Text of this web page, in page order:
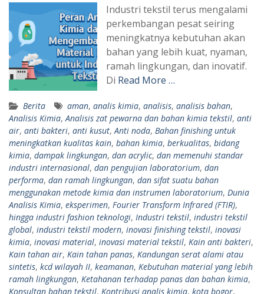
Industri tekstil terus mengalami
perkembangan pesat seiring
meningkatnya kebutuhan akan
bahan yang lebih kuat, nyaman,
ramah lingkungan, dan inovatif.
Di Read More …
Berita aman, analis kimia, analisis, analisis bahan,
Analisis Kimia, Analisis zat pewarna dan bahan kimia tekstil, anti
air, anti bakteri, anti kusut, Anti noda, Bahan finishing untuk
meningkatkan kualitas kain, bahan kimia, berkualitas, bidang
kimia, dampak lingkungan, dan acrylic, dan memenuhi standar
industri internasional, dan pengujian laboratorium, dan
performa, dan ramah lingkungan, dan sifat suatu bahan
menggunakan metode kimia dan instrumen laboratorium, Dunia
Analisis Kimia, eksperimen, Fourier Transform Infrared (FTIR),
hingga industri fashion teknologi, Industri tekstil, industri tekstil
global, industri tekstil modern, inovasi finishing tekstil, inovasi
kimia, inovasi material, inovasi material tekstil, Kain anti bakteri,
Kain tahan air, Kain tahan panas, Kandungan serat alami atau
sintetis, kcd wilayah II, keamanan, Kebutuhan material yang lebih
ramah lingkungan, Ketahanan terhadap panas dan bahan kimia,
Konsultan bahan tekstil, Kontribusi analis kimia, kota bogor,